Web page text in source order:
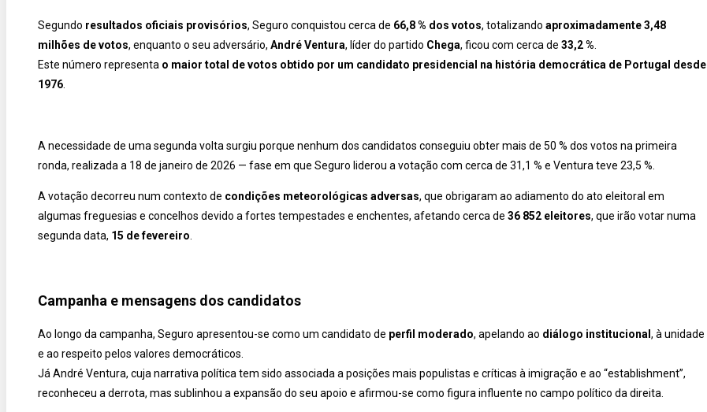
Segundo resultados oficiais provisórios, Seguro conquistou cerca de 66,8 % dos votos, totalizando aproximadamente 3,48
milhões de votos, enquanto o seu adversário, André Ventura, líder do partido Chega, ficou com cerca de 33,2 %
Este número representa o maior total de votos obtido por um candidato presidencial na história democrática de Portugal desde
1976
A necessidade de uma segunda volta surgiu porque nenhum dos candidatos conseguiu obter mais de 50 % dos votos na primeira
ronda, realizada a 18 de janeiro de 2026 — fase em que Seguro liderou a votação com cerca de 31,1 % e Ventura teve 23,5 %.
A votação decorreu num contexto de condições meteorológicas adversas, que obrigaram ao adiamento do ato eleitoral em
algumas freguesias e concelhos devido a fortes tempestades e enchentes, afetando cerca de 36 852 eleitores, que irão votar numa
segunda data, 15 de fevereiro
Campanha e mensagens dos candidatos
Ao longo da campanha, Seguro apresentou-se como um candidato de perfil moderado, apelando ao diálogo institucional , à unidade
e ao respeito pelos valores democráticos.
Já André Ventura, cuja narrativa política tem sido associada a posições mais populistas e críticas à imigração e ao “establishment”,
reconheceu a derrota, mas sublinhou a expansão do seu apoio e afirmou-se como figura influente no campo político da direita.